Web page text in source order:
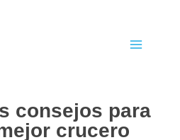
consejos para
crucero